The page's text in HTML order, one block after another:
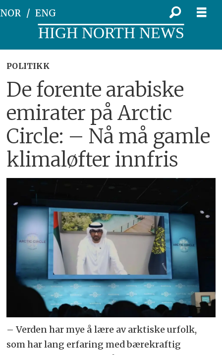
NOR ENG
HIGH NORTH NEWS
POLITIKK
De forente arabiske
emirater på Arctic
Circle: – Nå må gamle
klimaløfter innfris
– Verden har mye å lære av arktiske urfolk,
som har lang erfaring med bærekraftig